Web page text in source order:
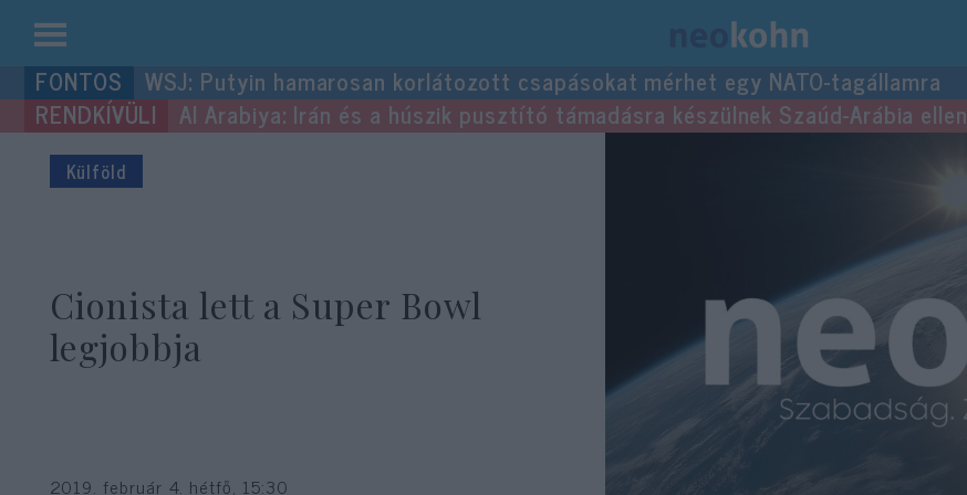
Kilépés
a
tartalomba
WSJ: Putyin hamarosan korlátozott csapásokat mérhet egy NATO-tagállamra
Al Arabiya: Irán és a húszik pusztító támadásra készülnek Szaúd-Arábia ellen
Külföld
Cionista lett a Super Bowl
legjobbja
2019. február 4. hétfő, 15:30